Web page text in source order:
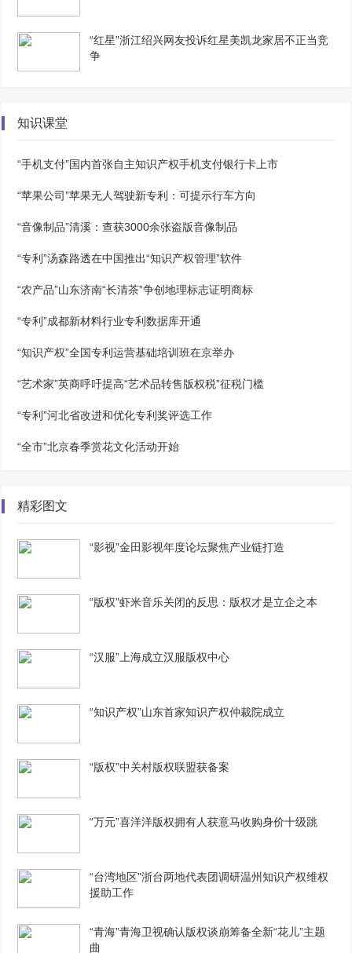
“红星”浙江绍兴网友投诉红星美凯龙家居不正当竞
争
知识课堂
“手机支付”国内首张自主知识产权手机支付银行卡上市
“苹果公司”苹果无人驾驶新专利：可提示行车方向
“音像制品”清溪：查获3000余张盗版音像制品
“专利”汤森路透在中国推出“知识产权管理”软件
“农产品”山东济南“长清茶”争创地理标志证明商标
“专利”成都新材料行业专利数据库开通
“知识产权”全国专利运营基础培训班在京举办
“艺术家”英商呼吁提高“艺术品转售版权税”征税门槛
“专利”河北省改进和优化专利奖评选工作
“全市”北京春季赏花文化活动开始
精彩图文
“影视”金田影视年度论坛聚焦产业链打造
“版权”虾米音乐关闭的反思：版权才是立企之本
“汉服”上海成立汉服版权中心
“知识产权”山东首家知识产权仲裁院成立
“版权”中关村版权联盟获备案
“万元”喜洋洋版权拥有人获意马收购身价十级跳
“台湾地区”浙台两地代表团调研温州知识产权维权
援助工作
“青海”青海卫视确认版权谈崩筹备全新“花儿”主题
曲